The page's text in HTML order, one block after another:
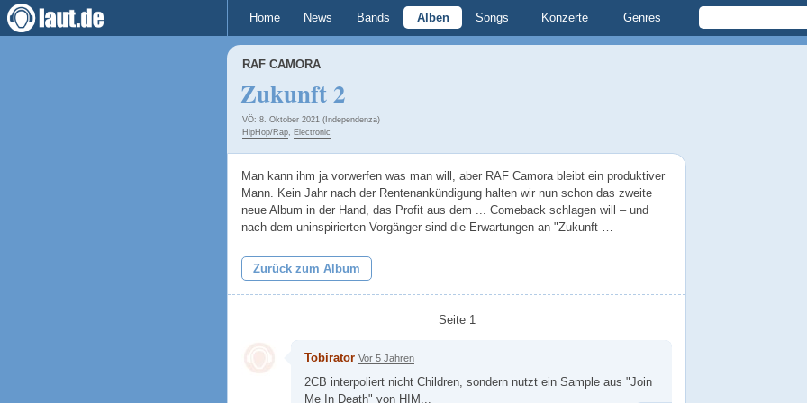
Home News Bands Alben Songs Konzerte Genres
RAF CAMORA
Zukunft 2
VÖ: 8. Oktober 2021 (Independenza)
HipHop/Rap, Electronic
Man kann ihm ja vorwerfen was man will, aber RAF Camora bleibt ein produktiver
Mann. Kein Jahr nach der Rentenankündigung halten wir nun schon das zweite
neue Album in der Hand, das Profit aus dem ... Comeback schlagen will – und
nach dem uninspirierten Vorgänger sind die Erwartungen an "Zukunft …
Zurück zum Album
Seite 1
Tobirator Vor 5 Jahren
2CB interpoliert nicht Children, sondern nutzt ein Sample aus "Join
Me In Death" von HIM...